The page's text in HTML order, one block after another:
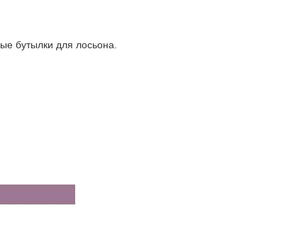
бутылки для лосьона.